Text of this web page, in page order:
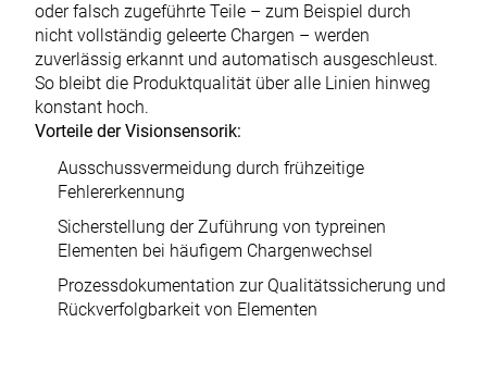
oder falsch zugeführte Teile – zum Beispiel durch
nicht vollständig geleerte Chargen – werden
zuverlässig erkannt und automatisch ausgeschleust.
So bleibt die Produktqualität über alle Linien hinweg
konstant hoch.
Vorteile der Visionsensorik:
Ausschussvermeidung durch frühzeitige
Fehlererkennung
Sicherstellung der Zuführung von typreinen
Elementen bei häufigem Chargenwechsel
Prozessdokumentation zur Qualitätssicherung und
Rückverfolgbarkeit von Elementen